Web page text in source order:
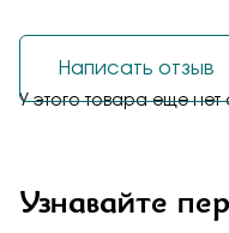
У этого товара еще нет
Написать отзыв
Узнавайте